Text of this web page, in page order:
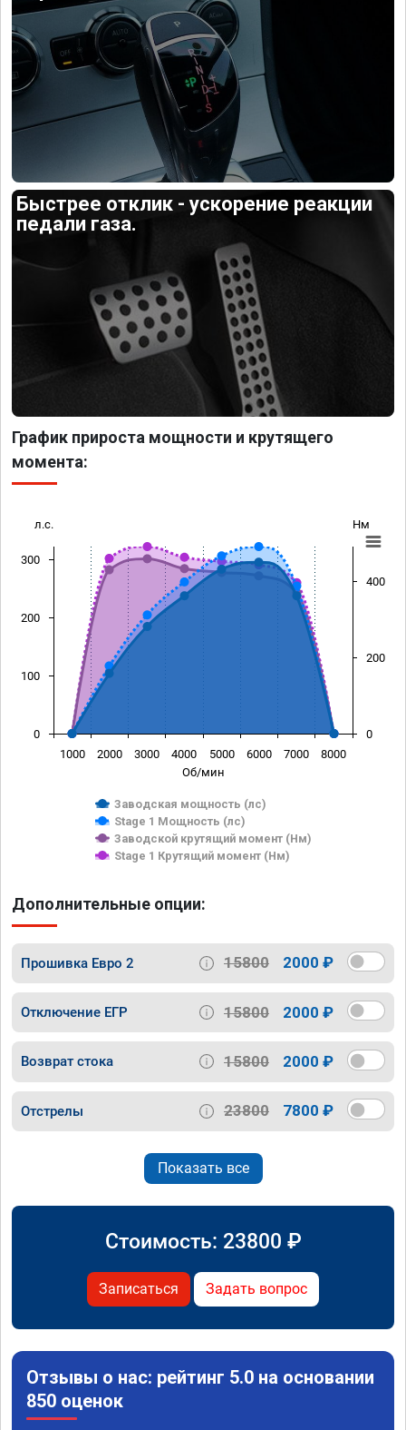
Быстрее отклик - ускорение реакции
педали газа.
График прироста мощности и крутящего
момента:
Об/мин
л.с. Нм
Заводская мощность (лс)
Stage 1 Мощность (лс)
Заводской крутящий момент (Нм)
Stage 1 Крутящий момент (Нм)
1000 2000 3000 4000 5000 6000 7000 8000
0
100
200
300
0
200
400
Дополнительные опции:
Прошивка Евро 2 15800 2000 ₽
Отключение ЕГР 15800 2000 ₽
Возврат стока 15800 2000 ₽
Отстрелы 23800 7800 ₽
Показать все
Стоимость: 23800 ₽
Записаться Задать вопрос
Отзывы о нас: рейтинг 5.0 на основании
850 оценок